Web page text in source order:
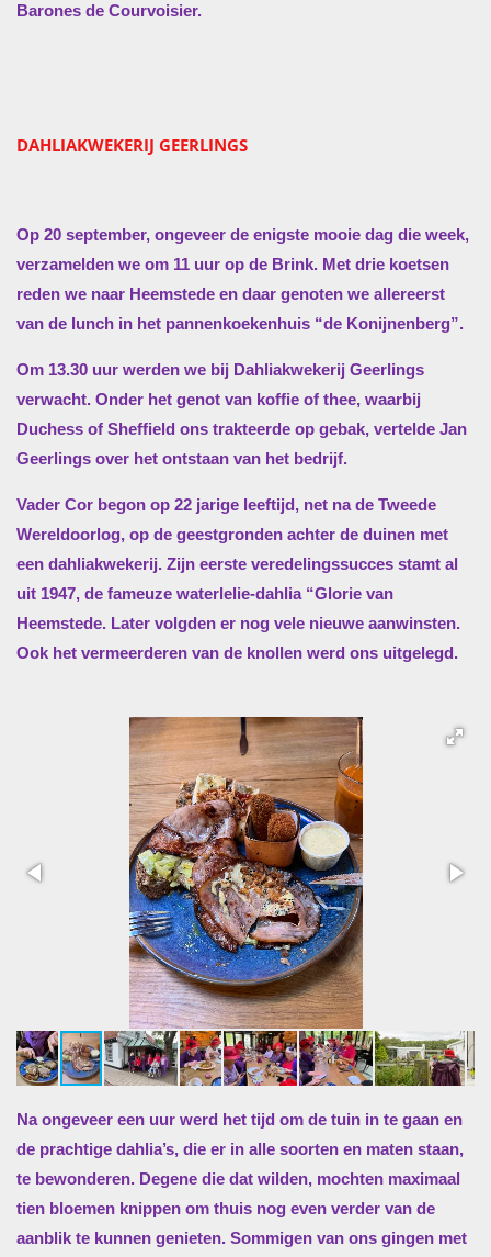
Barones de Courvoisier.
DAHLIAKWEKERIJ GEERLINGS
Op 20 september, ongeveer de enigste mooie dag die week,
verzamelden we om 11 uur op de Brink. Met drie koetsen
reden we naar Heemstede en daar genoten we allereerst
van de lunch in het pannenkoekenhuis “de Konijnenberg”.
Om 13.30 uur werden we bij Dahliakwekerij Geerlings
verwacht. Onder het genot van koffie of thee, waarbij
Duchess of Sheffield ons trakteerde op gebak, vertelde Jan
Geerlings over het ontstaan van het bedrijf.
Vader Cor begon op 22 jarige leeftijd, net na de Tweede
Wereldoorlog, op de geestgronden achter de duinen met
een dahliakwekerij. Zijn eerste veredelingssucces stamt al
uit 1947, de fameuze waterlelie-dahlia “Glorie van
Heemstede. Later volgden er nog vele nieuwe aanwinsten.
Ook het vermeerderen van de knollen werd ons uitgelegd.
Na ongeveer een uur werd het tijd om de tuin in te gaan en
de prachtige dahlia’s, die er in alle soorten en maten staan,
te bewonderen. Degene die dat wilden, mochten maximaal
tien bloemen knippen om thuis nog even verder van de
aanblik te kunnen genieten. Sommigen van ons gingen met